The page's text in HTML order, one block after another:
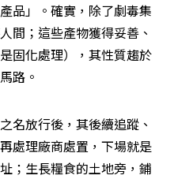
品」。確實，除了劇毒集
間；這些產物獲得妥善、
固化處理），其性質趨於
路。
名放行後，其後續追蹤、
處理廠商處置，下場就是
；生長糧食的土地旁，鋪